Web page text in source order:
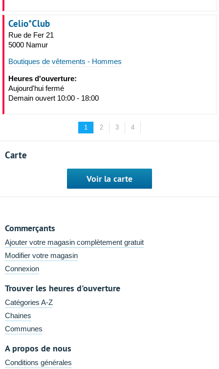
Celio*Club
Rue de Fer 21
5000 Namur
Boutiques de vêtements - Hommes
Heures d'ouverture:
Aujourd'hui fermé
Demain ouvert 10:00 - 18:00
1 2 3 4
Carte
Voir la carte
Commerçants
Ajouter votre magasin complètement gratuit
Modifier votre magasin
Connexion
Trouver les heures d'ouverture
Catégories A-Z
Chaines
Communes
A propos de nous
Conditions générales